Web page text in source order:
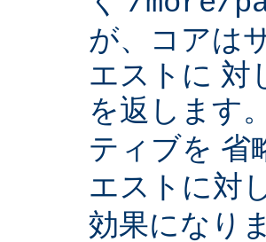
が、コアは
エストに 対
を返します。
ティブを 省
エストに対
効果になり